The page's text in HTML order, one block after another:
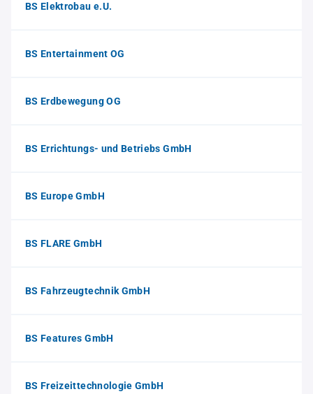
BS Elektrobau e.U.
BS Entertainment OG
BS Erdbewegung OG
BS Errichtungs- und Betriebs GmbH
BS Europe GmbH
BS FLARE GmbH
BS Fahrzeugtechnik GmbH
BS Features GmbH
BS Freizeittechnologie GmbH